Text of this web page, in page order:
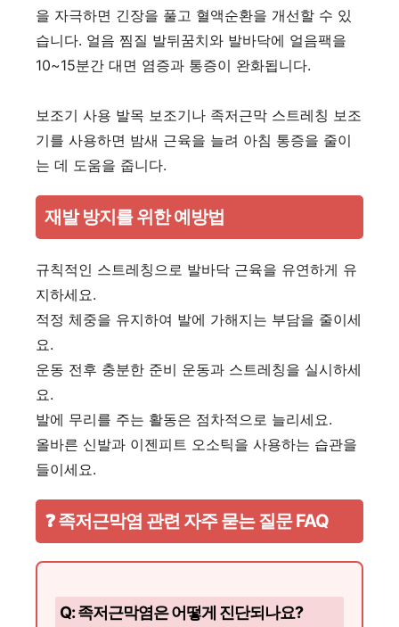
을 자극하면 긴장을 풀고 혈액순환을 개선할 수 있
습니다. 얼음 찜질 발뒤꿈치와 발바닥에 얼음팩을
10~15분간 대면 염증과 통증이 완화됩니다.
보조기 사용 발목 보조기나 족저근막 스트레칭 보조
기를 사용하면 밤새 근육을 늘려 아침 통증을 줄이
는 데 도움을 줍니다.
재발 방지를 위한 예방법
규칙적인 스트레칭으로 발바닥 근육을 유연하게 유
지하세요.
적정 체중을 유지하여 발에 가해지는 부담을 줄이세
요.
운동 전후 충분한 준비 운동과 스트레칭을 실시하세
요.
발에 무리를 주는 활동은 점차적으로 늘리세요.
올바른 신발과 이젠피트 오소틱을 사용하는 습관을
들이세요.
❓ 족저근막염 관련 자주 묻는 질문 FAQ
Q: 족저근막염은 어떻게 진단되나요?